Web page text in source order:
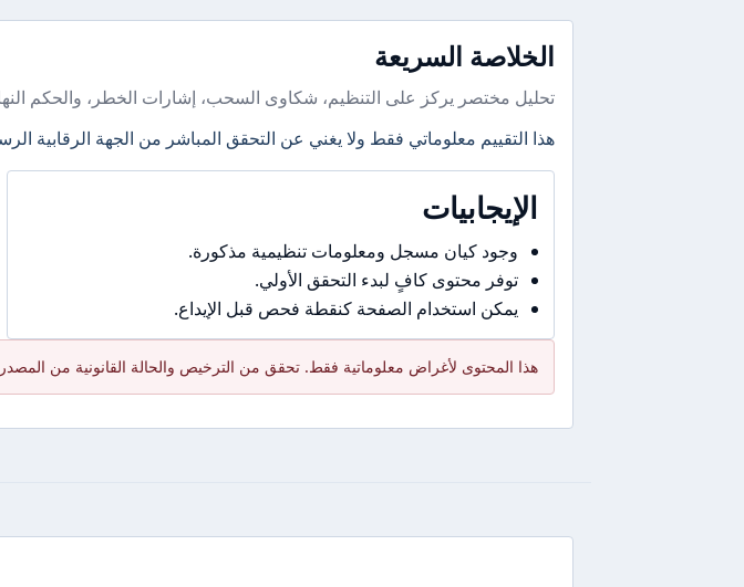
الخلاصة السريعة
تحليل مختصر يركز على التنظيم، شكاوى السحب، إشارات الخطر، والحكم
هذا التقييم معلوماتي فقط ولا يغني عن التحقق المباشر من الجهة الرقابية
الإيجابيات
وجود كيان مسجل ومعلومات تنظيمية مذكورة.
توفر محتوى كافٍ لبدء التحقق الأولي.
يمكن استخدام الصفحة كنقطة فحص قبل الإيداع.
هذا المحتوى لأغراض معلوماتية فقط. تحقق من الترخيص والحالة القانونية من